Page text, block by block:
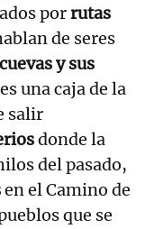
porrutas
de seres
y sus
una caja de la
salir
donde la
del pasado,
en el Camino de
que se